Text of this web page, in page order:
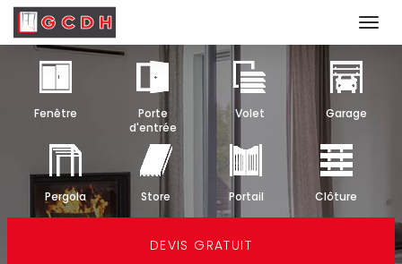
contenu
Fenêtre
Porte
d'entrée
Volet Garage
Pergola Store Portail Clôture
DEVIS GRATUIT